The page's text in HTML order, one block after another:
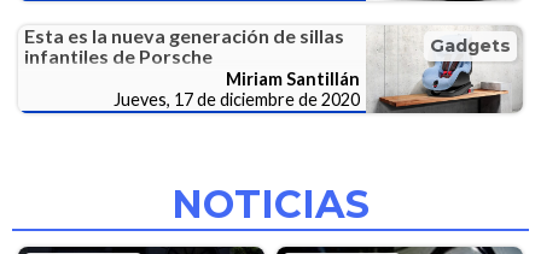
Gadgets
Esta es la nueva generación de sillas
infantiles de Porsche
Miriam Santillán
Jueves, 17 de diciembre de 2020
NOTICIAS